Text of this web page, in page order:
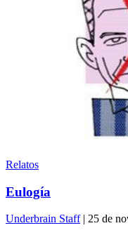
Relatos
Eulogía
Underbrain Staff| 25 de